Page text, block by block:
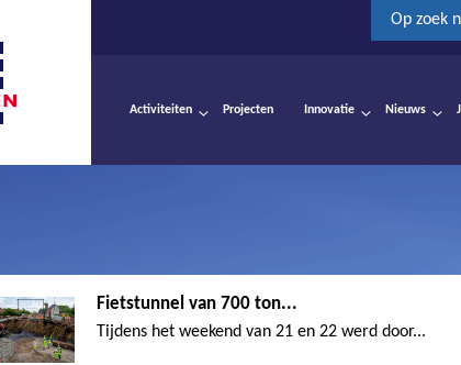
Op zoek
Activiteiten Projecten Innovatie Nieuws
Fietstunnel van 700 ton...
Tijdens het weekend van 21 en 22 werd door...